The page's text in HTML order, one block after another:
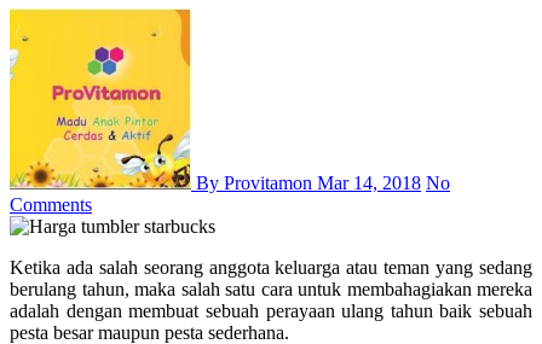
By Provitamon Mar 14, 2018 No
Comments
Ketika ada salah seorang anggota keluarga atau teman yang sedang
berulang tahun, maka salah satu cara untuk membahagiakan mereka
adalah dengan membuat sebuah perayaan ulang tahun baik sebuah
pesta besar maupun pesta sederhana.